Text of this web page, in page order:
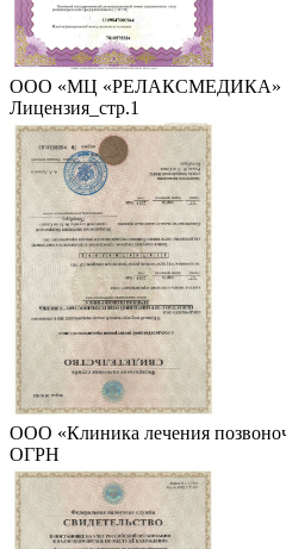
ООО «МЦ «РЕЛАКСМЕДИКА»
Лицензия_стр.1
ООО «Клиника лечения
ОГРН